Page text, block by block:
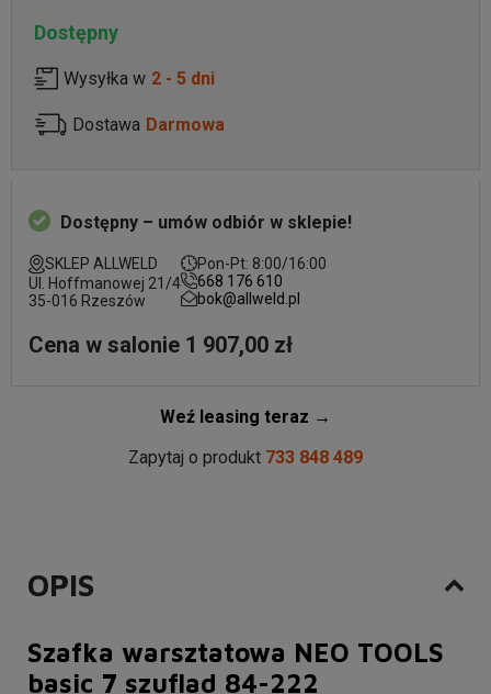
Dostępny
Wysyłka w 2 - 5 dni
Dostawa Darmowa
Dostępny – umów odbiór w sklepie!
SKLEP ALLWELD
Ul. Hoffmanowej 21/4
35-016 Rzeszów
Pon-Pt: 8:00/16:00
668 176 610
bok@allweld.pl
Cena w salonie 1 907,00 zł
Weź leasing teraz →
Zapytaj o produkt 733 848 489
OPIS
Szafka warsztatowa NEO TOOLS
basic 7 szuflad 84-222